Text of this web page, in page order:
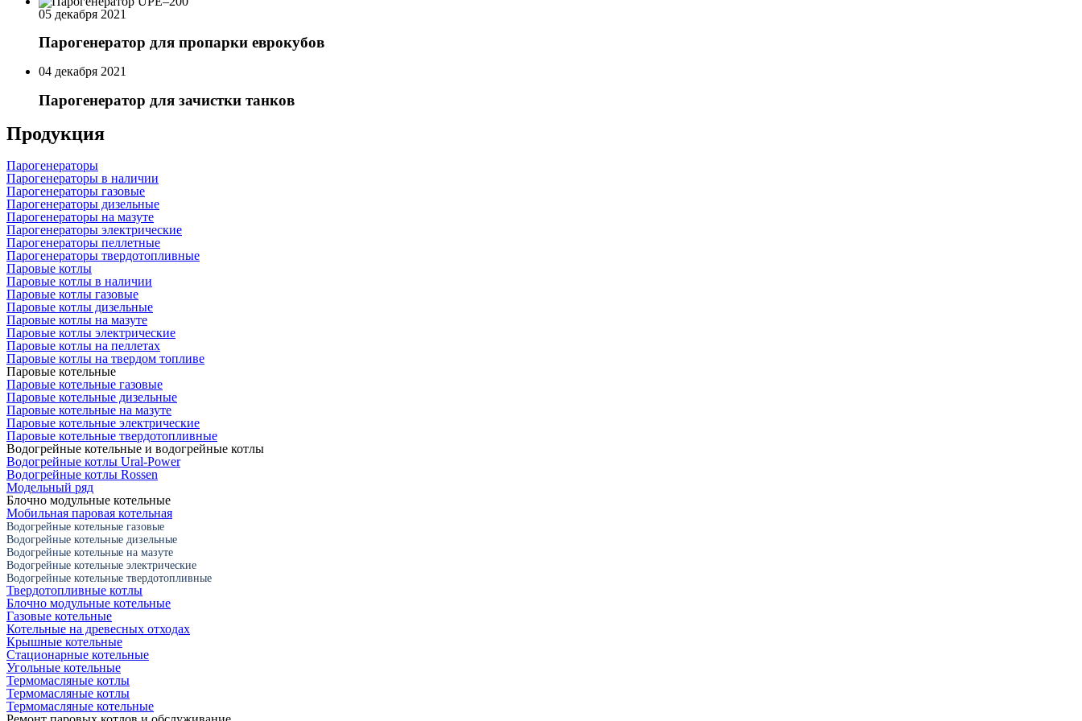
05 декабря 2021
Парогенератор для пропарки еврокубов
04 декабря 2021
Парогенератор для зачистки танков
Продукция
Парогенераторы
Парогенераторы в наличии
Парогенераторы газовые
Парогенераторы дизельные
Парогенераторы на мазуте
Парогенераторы электрические
Парогенераторы пеллетные
Парогенераторы твердотопливные
Паровые котлы
Паровые котлы в наличии
Паровые котлы газовые
Паровые котлы дизельные
Паровые котлы на мазуте
Паровые котлы электрические
Паровые котлы на пеллетах
Паровые котлы на твердом топливе
Паровые котельные
Паровые котельные газовые
Паровые котельные дизельные
Паровые котельные на мазуте
Паровые котельные электрические
Паровые котельные твердотопливные
Водогрейные котельные и водогрейные котлы
Водогрейные котлы Ural-Power
Водогрейные котлы Rossen
Модельный ряд
Блочно модульные котельные
Мобильная паровая котельная
Водогрейные котельные газовые
Водогрейные котельные дизельные
Водогрейные котельные на мазуте
Водогрейные котельные электрические
Водогрейные котельные твердотопливные
Твердотопливные котлы
Блочно модульные котельные
Газовые котельные
Котельные на древесных отходах
Крышные котельные
Стационарные котельные
Угольные котельные
Термомасляные котлы
Термомасляные котлы
Термомасляные котельные